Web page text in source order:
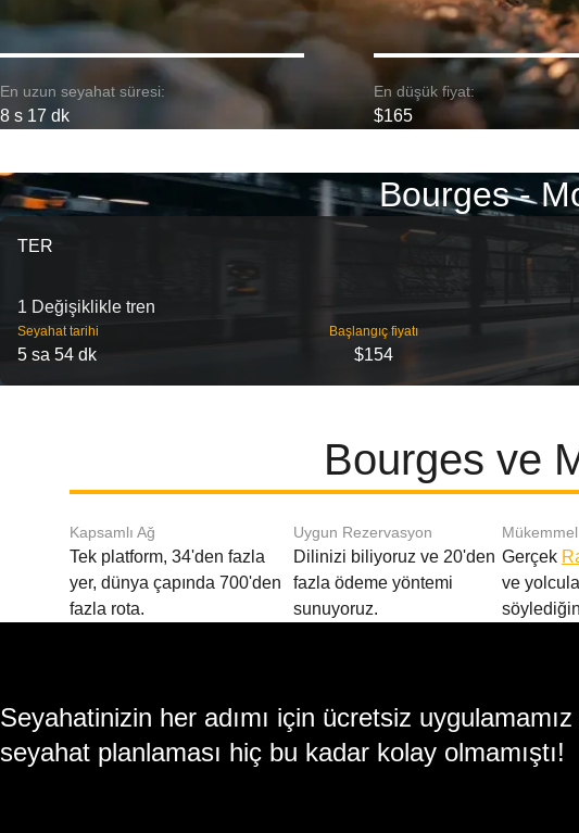
En uzun seyahat süresi:
8 s 17 dk
En düşük fiyat:
$165
Bourges -
TER
1 Değişiklikle tren
Seyahat tarihi
5 sa 54 dk
Başlangıç ​​fiyatı
$154
Bourges ve
Kapsamlı Ağ
Tek platform, 34'den fazla
yer, dünya çapında 700'den
fazla rota.
Uygun Rezervasyon
Dilinizi biliyoruz ve 20'den
fazla ödeme yöntemi
sunuyoruz.
Gerçek
ve
Seyahatinizin her adımı için ücretsiz
seyahat planlaması hiç bu kadar kolay olmamıştı!